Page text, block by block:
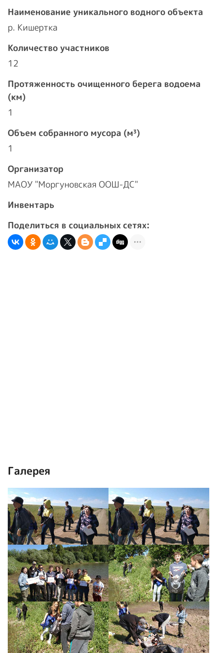
Наименование уникального водного объекта
р. Кишертка
Количество участников
12
Протяженность очищенного берега водоема
(км)
1
Объем собранного мусора (м³)
1
Организатор
МАОУ "Моргуновская ООШ-ДС"
Инвентарь
Поделиться в социальных сетях:
Галерея